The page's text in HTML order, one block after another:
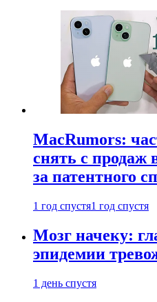
MacRumors:
снять с
за патентного
1 год спустя1 год спустя
Мозг начеку:
эпидемии
1 день спустя